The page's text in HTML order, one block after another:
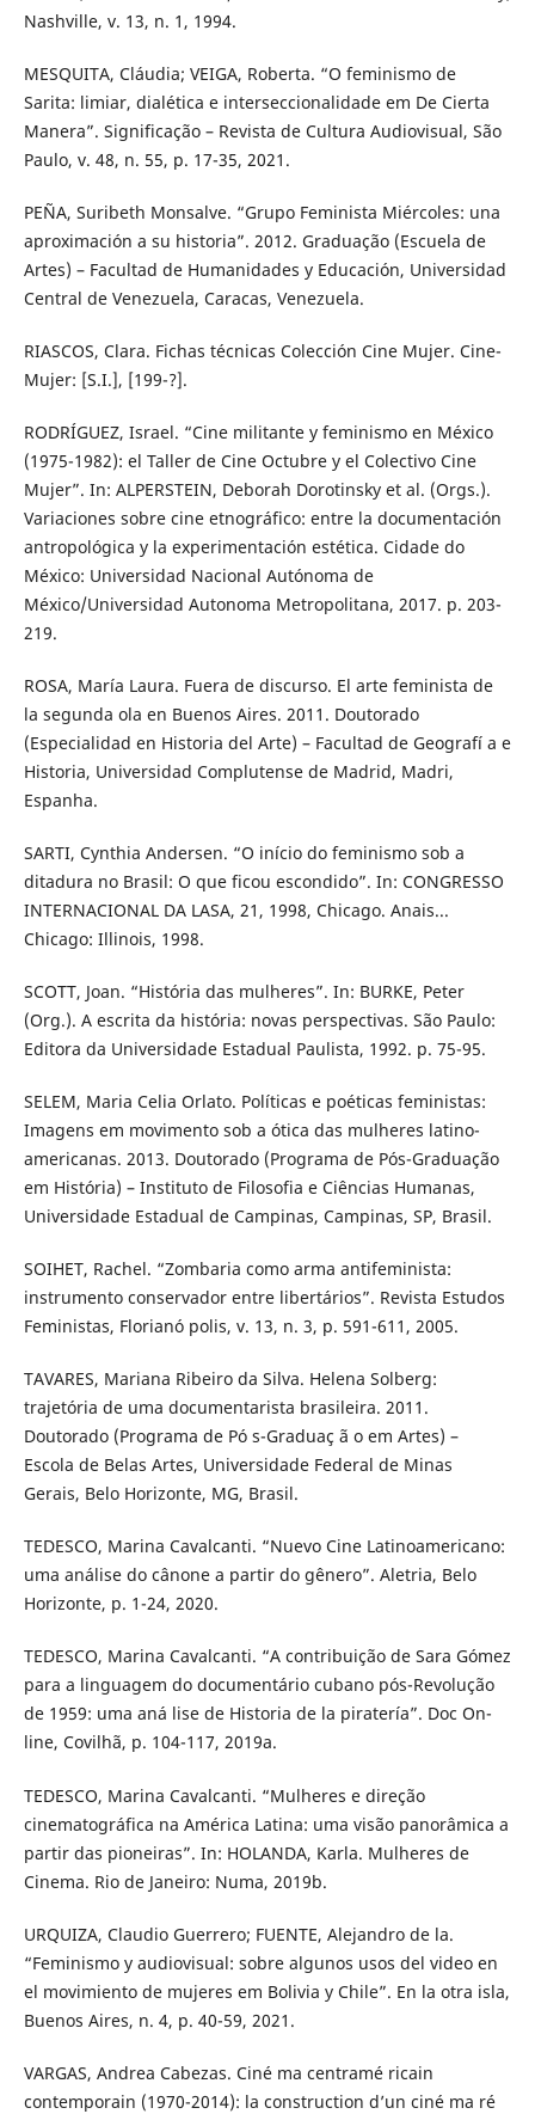
Nashville, v. 13, n. 1, 1994.
MESQUITA, Cláudia; VEIGA, Roberta. “O feminismo de
Sarita: limiar, dialética e interseccionalidade em De Cierta
Manera”. Significação – Revista de Cultura Audiovisual, São
Paulo, v. 48, n. 55, p. 17-35, 2021.
PEÑA, Suribeth Monsalve. “Grupo Feminista Miércoles: una
aproximación a su historia”. 2012. Graduação (Escuela de
Artes) – Facultad de Humanidades y Educación, Universidad
Central de Venezuela, Caracas, Venezuela.
RIASCOS, Clara. Fichas técnicas Colección Cine Mujer. Cine-
Mujer: [S.I.], [199-?].
RODRÍGUEZ, Israel. “Cine militante y feminismo en México
(1975-1982): el Taller de Cine Octubre y el Colectivo Cine
Mujer”. In: ALPERSTEIN, Deborah Dorotinsky et al. (Orgs.).
Variaciones sobre cine etnográfico: entre la documentación
antropológica y la experimentación estética. Cidade do
México: Universidad Nacional Autónoma de
México/Universidad Autonoma Metropolitana, 2017. p. 203-
219.
ROSA, María Laura. Fuera de discurso. El arte feminista de
la segunda ola en Buenos Aires. 2011. Doutorado
(Especialidad en Historia del Arte) – Facultad de Geografí a e
Historia, Universidad Complutense de Madrid, Madri,
Espanha.
SARTI, Cynthia Andersen. “O início do feminismo sob a
ditadura no Brasil: O que ficou escondido”. In: CONGRESSO
INTERNACIONAL DA LASA, 21, 1998, Chicago. Anais...
Chicago: Illinois, 1998.
SCOTT, Joan. “História das mulheres”. In: BURKE, Peter
(Org.). A escrita da história: novas perspectivas. São Paulo:
Editora da Universidade Estadual Paulista, 1992. p. 75-95.
SELEM, Maria Celia Orlato. Políticas e poéticas feministas:
Imagens em movimento sob a ótica das mulheres latino-
americanas. 2013. Doutorado (Programa de Pós-Graduação
em História) – Instituto de Filosofia e Ciências Humanas,
Universidade Estadual de Campinas, Campinas, SP, Brasil.
SOIHET, Rachel. “Zombaria como arma antifeminista:
instrumento conservador entre libertários”. Revista Estudos
Feministas, Florianó polis, v. 13, n. 3, p. 591-611, 2005.
TAVARES, Mariana Ribeiro da Silva. Helena Solberg:
trajetória de uma documentarista brasileira. 2011.
Doutorado (Programa de Pó s-Graduaç ã o em Artes) –
Escola de Belas Artes, Universidade Federal de Minas
Gerais, Belo Horizonte, MG, Brasil.
TEDESCO, Marina Cavalcanti. “Nuevo Cine Latinoamericano:
uma análise do cânone a partir do gênero”. Aletria, Belo
Horizonte, p. 1-24, 2020.
TEDESCO, Marina Cavalcanti. “A contribuição de Sara Gómez
para a linguagem do documentário cubano pós-Revolução
de 1959: uma aná lise de Historia de la piratería”. Doc On-
line, Covilhã, p. 104-117, 2019a.
TEDESCO, Marina Cavalcanti. “Mulheres e direção
cinematográfica na América Latina: uma visão panorâmica a
partir das pioneiras”. In: HOLANDA, Karla. Mulheres de
Cinema. Rio de Janeiro: Numa, 2019b.
URQUIZA, Claudio Guerrero; FUENTE, Alejandro de la.
“Feminismo y audiovisual: sobre algunos usos del video en
el movimiento de mujeres em Bolivia y Chile”. En la otra isla,
Buenos Aires, n. 4, p. 40-59, 2021.
VARGAS, Andrea Cabezas. Ciné ma centramé ricain
contemporain (1970-2014): la construction d’un ciné ma ré